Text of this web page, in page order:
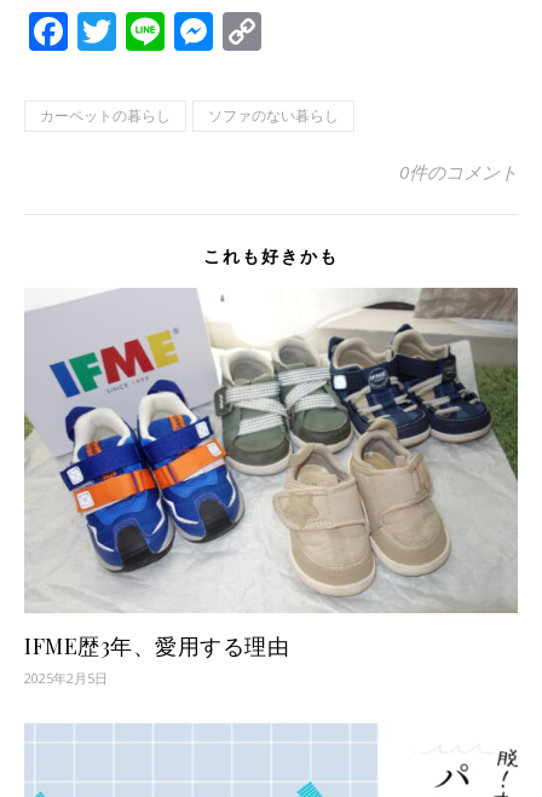
Facebook
Twitter
LineMessenger
カーペットの暮らし ソファのない暮らし
0件のコメント
これも好きかも
IFME歴3年、愛用する理由
2025年2月5日